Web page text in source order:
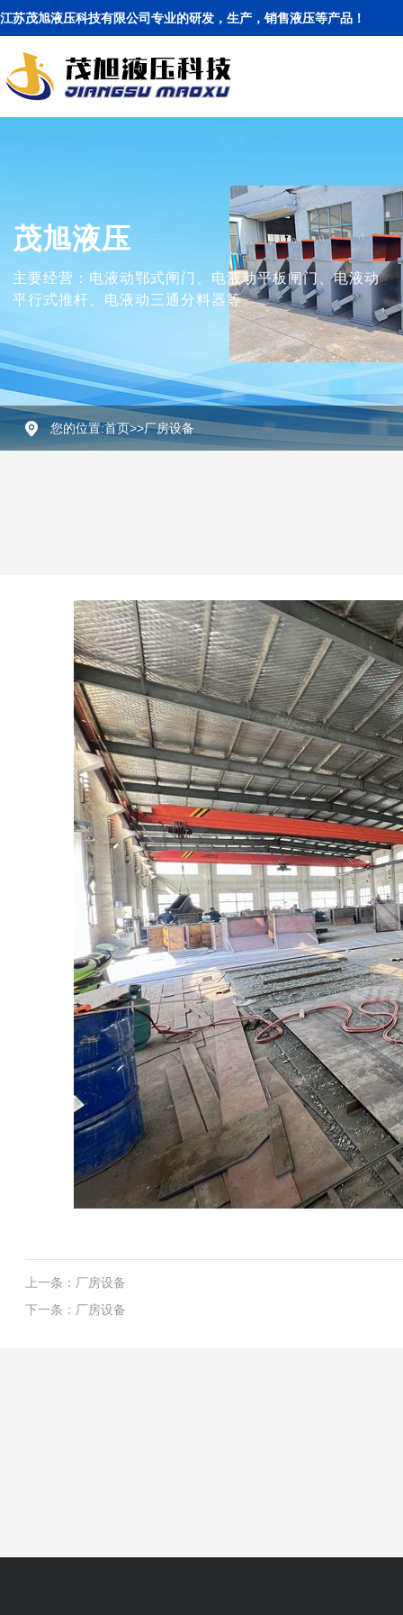
江苏茂旭液压科技有限公司专业的研发，生产，销售液压等产品！
茂旭液压
主要经营：电液动鄂式闸门、电液动平板闸门、电液动
平行式推杆、电液动三通分料器等
您的位置:首页>>厂房设备
上一条： 厂房设备
下一条： 厂房设备